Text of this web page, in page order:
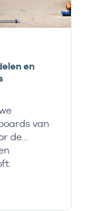
en
van
de